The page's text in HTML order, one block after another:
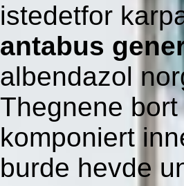
istedetfor
antabus
albendazol
Thegnene
komponiert
burde hevde